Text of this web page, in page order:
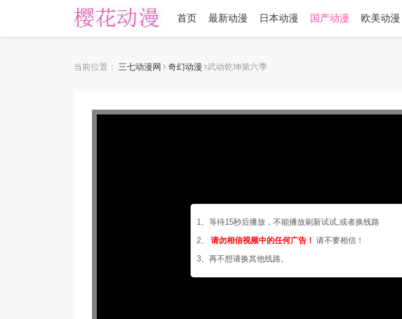
首页 最新动漫 日本动漫 国产动漫 欧美动漫
当前位置： 三七动漫网 奇幻动漫 武动乾坤第六季
1、等待15秒后播放，不能播放刷新试试,或者换线路
2、
请勿相信视频中的任何广告！ 请不要相信！
3、再不想请换其他线路。